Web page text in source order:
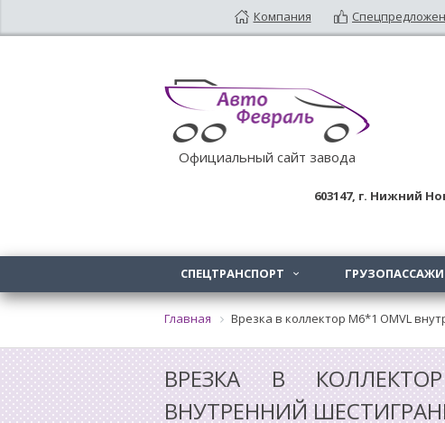
Компания
Официальный сайт завода
603147, г. Нижний
СПЕЦТРАНСПОРТ 
Главная Врезка в коллектор M6*1 OMVL
ВРЕЗКА В
ВНУТРЕННИЙ